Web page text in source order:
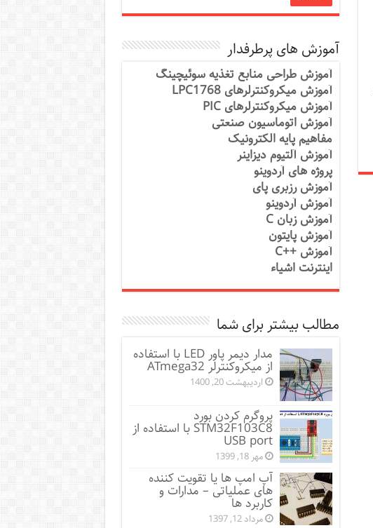
آموزش های پرطرفدار
آموزش طراحی منابع تغذیه سوئیچینگ
آموزش میکروکنترلرهای LPC1768
آموزش میکروکنترلرهای PIC
آموزش اتوماسیون صنعتی
مفاهیم پایه الکترونیک
آموزش آلتیوم دیزاینر
پروژه های آردوینو
آموزش رزبری پای
آموزش آردوینو
آموزش زبان C
آموزش پایتون
آموزش ++C
اینترنت اشیاء
مطالب بیشتر برای شما
مدار دیمر پاور LED با استفاده
از میکروکنترلر ATmega32
اردیبهشت 20, 1400
پروگرم کردن بورد
STM32F103C8 با استفاده از
USB port
مهر 18, 1399
آپ امپ ها یا تقویت کننده
های عملیاتی – مدارات و
کاربرد ها
مرداد 12, 1397